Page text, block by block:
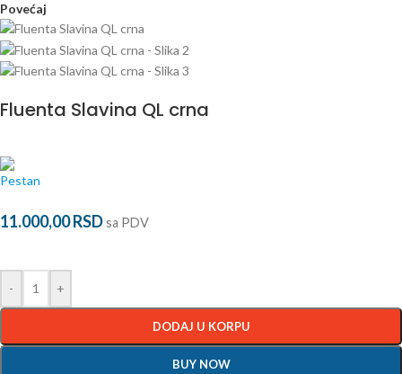
Povećaj
Fluenta Slavina QL crna
11.000,00RSDsa PDV
- +
DODAJ U KORPU
BUY NOW